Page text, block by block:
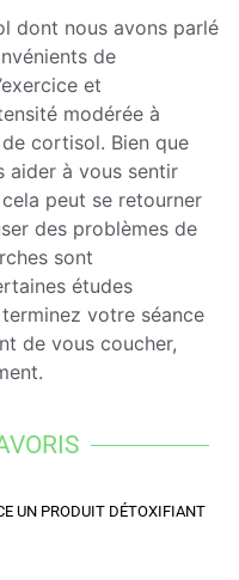
dont nous avons parlé
de
et
modérée à
cortisol. Bien que
aider à vous sentir
peut se retourner
des problèmes de
sont
études
votre séance
de vous coucher,
UN PRODUIT DÉTOXIFIANT